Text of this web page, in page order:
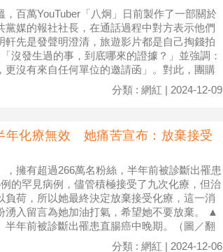
百萬YouTuber「八炯」日前製作了一部關於
媒的報社社長，在通話過程中對方表示他們
先是發聲明澄清，旅遊影片都是自己掏錢拍
沒發生過的事，到底哪來的證據？」並強調：
更沒有來自任何單位的邀請函」。對此，團購
分類 : 網紅 | 2024-12-09
年化療無效 她痛苦宣布：放棄接受
擁有超過266萬名粉絲，半年前被診斷出罹患
的罕見病例，儘管積極接受了九次化療，但治
荷，所以她最終決定放棄接受化療，這一消
湧入留言為她加油打氣，希望她不要放棄。 ▲
年前被診斷出罹患直腸癌中晚期。（圖／翻
分類 : 網紅 | 2024-12-06